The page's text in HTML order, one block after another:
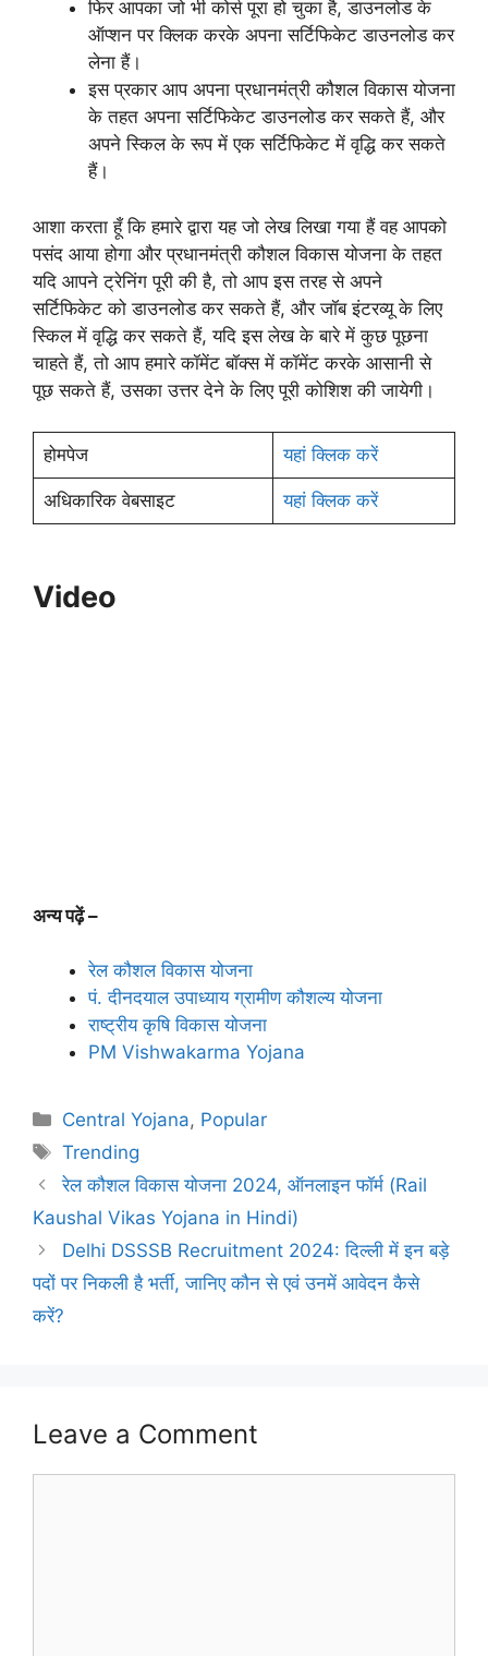
फिर आपका जो भी कोर्स पूरा हो चुका है, डाउनलोड के
ऑप्शन पर क्लिक करके अपना सर्टिफिकेट डाउनलोड कर
लेना हैं।
इस प्रकार आप अपना प्रधानमंत्री कौशल विकास योजना
के तहत अपना सर्टिफिकेट डाउनलोड कर सकते हैं, और
अपने स्किल के रूप में एक सर्टिफिकेट में वृद्धि कर सकते
हैं।
आशा करता हूँ कि हमारे द्वारा यह जो लेख लिखा गया हैं वह आपको
पसंद आया होगा और प्रधानमंत्री कौशल विकास योजना के तहत
यदि आपने ट्रेनिंग पूरी की है, तो आप इस तरह से अपने
सर्टिफिकेट को डाउनलोड कर सकते हैं, और जॉब इंटरव्यू के लिए
स्किल में वृद्धि कर सकते हैं, यदि इस लेख के बारे में कुछ पूछना
चाहते हैं, तो आप हमारे कॉमेंट बॉक्स में कॉमेंट करके आसानी से
पूछ सकते हैं, उसका उत्तर देने के लिए पूरी कोशिश की जायेगी।
होमपेज यहां क्लिक करें
अधिकारिक वेबसाइट यहां क्लिक करें
Video
अन्य पढ़ें –
रेल कौशल विकास योजना
पं. दीनदयाल उपाध्याय ग्रामीण कौशल्य योजना
राष्ट्रीय कृषि विकास योजना
PM Vishwakarma Yojana
Categories
Central Yojana, Popular
Tags
Trending
रेल कौशल विकास योजना 2024, ऑनलाइन फॉर्म (Rail
Kaushal Vikas Yojana in Hindi)
Delhi DSSSB Recruitment 2024: दिल्ली में इन बड़े
पदों पर निकली है भर्ती, जानिए कौन से एवं उनमें आवेदन कैसे
करें?
Leave a Comment